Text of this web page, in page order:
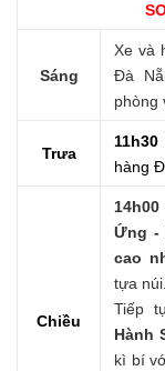
Sáng
Xe và
Đà
phòng
Trưa
hàng
Chiều
14h00
Ứng -
cao
tựa núi.
Tiếp
Hành
kì bí